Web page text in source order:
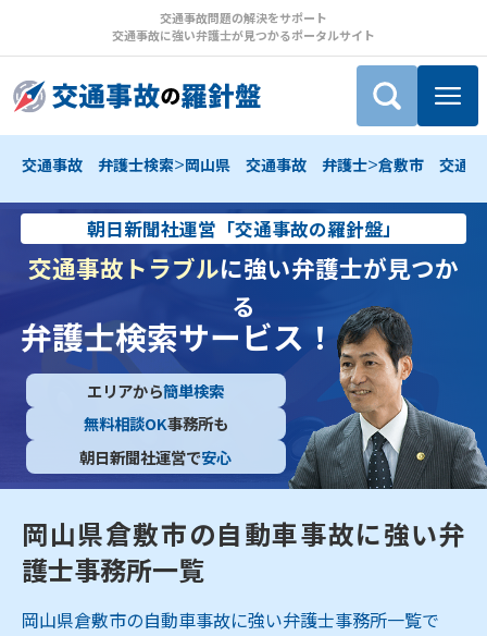
交通事故問題の解決をサポート
交通事故に強い弁護士が見つかるポータルサイト
交通事故 弁護士検索>岡山県 交通事故 弁護士>倉敷市 交通
朝日新聞社運営「交通事故の羅針盤」
交通事故トラブルに強い弁護士が見つか
る
弁護士検索サービス！
エリアから簡単検索
無料相談OK事務所も
朝日新聞社運営で安心
岡山県倉敷市の自動車事故に強い弁
護士事務所一覧
岡山県倉敷市の自動車事故に強い弁護士事務所一覧で